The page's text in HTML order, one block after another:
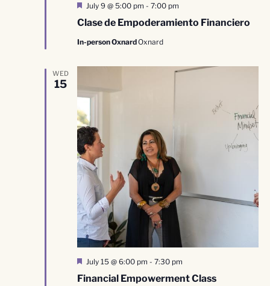
Clase de Empoderamiento Financiero
Destacado
July 9 @ 5:00 pm - 7:00 pm
In-person OxnardOxnard
WED
15
Financial Empowerment Class
Destacado
July 15 @ 6:00 pm - 7:30 pm